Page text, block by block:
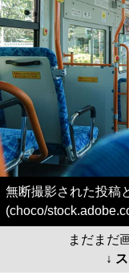
無断撮影された投
(choco/
まだまだ
↓